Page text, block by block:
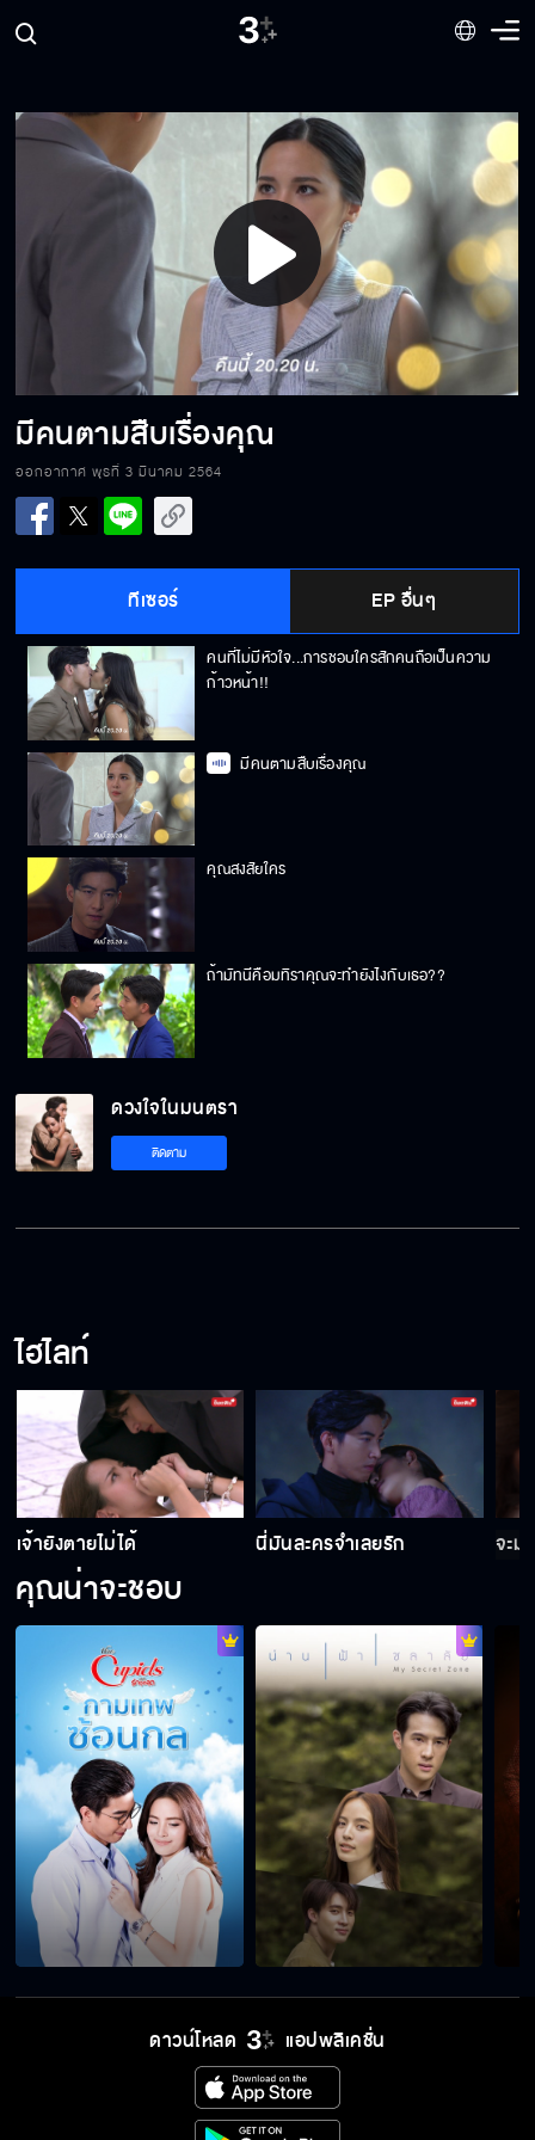
Play
Video
มีคนตามสืบเรื่องคุณ
ออกอากาศ พุธที่ 3 มีนาคม 2564
ทีเซอร์ EP อื่นๆ
คนที่ไม่มีหัวใจ...การชอบใครสักคนถือเป็นความ
ก้าวหน้า!!
มีคนตามสืบเรื่องคุณ
คุณสงสัยใคร
ถ้ามัทนีคือมทิราคุณจะทำยังไงกับเธอ??
คุณเจอมทิราครั้งสุดท้ายเมื่อไร?
เพชรอยู่ที่ไหน
ข้าจะพาเจ้าไปเมืองตารวะปุรัม
เรื่องของเราท่านจะทำเช่นไร
บันทึกความทรงจำของเรา
ท่านจะหาสุขไม่ได้อีกต่อไป
ดวงใจในมนตรา
ติดตาม
ไฮไลท์
เจ้ายังตายไม่ได้ นี่มันละครจำเลยรัก จะม
คุณน่าจะชอบ
ดาวน์โหลด แอปพลิเคชั่น